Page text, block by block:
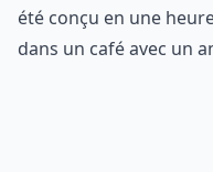
été conçu en une
dans un café avec un